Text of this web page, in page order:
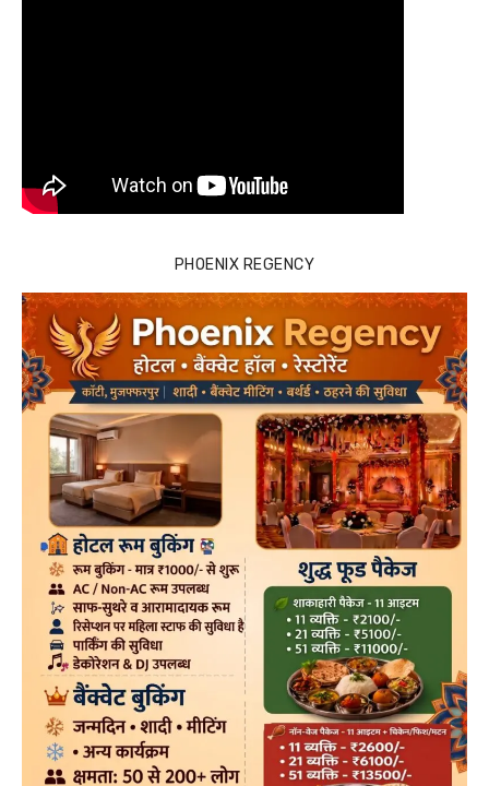
PHOENIX REGENCY